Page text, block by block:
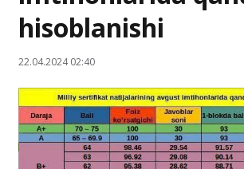
hisoblanishi
22.04.2024 02:40